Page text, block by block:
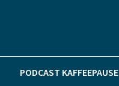
PODCAST KAFFEEPAUSE